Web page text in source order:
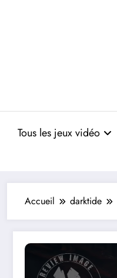
Tous les jeux vidéo
Accueil darktide